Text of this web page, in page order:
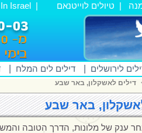
Israel | טיולים לוייטנאם |
דילים לים המלח לירושלים
דילים לאשקלון, באר שבע
באר שבע
למבחר ענק של מלונות, הדרך הטובה